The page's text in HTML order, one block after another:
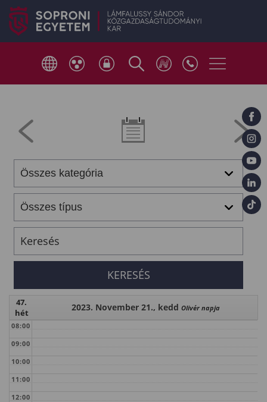
47.
hét
2023. November 21., kedd Olivér napja
08:00
09:00
10:00
11:00
12:00